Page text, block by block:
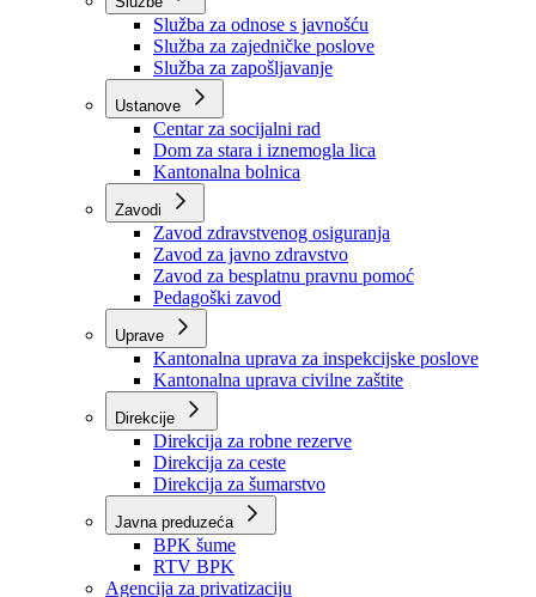
Organizacije
Službe
Služba za odnose s javnošću
Služba za zajedničke poslove
Služba za zapošljavanje
Ustanove
Centar za socijalni rad
Dom za stara i iznemogla lica
Kantonalna bolnica
Zavodi
Zavod zdravstvenog osiguranja
Zavod za javno zdravstvo
Zavod za besplatnu pravnu pomoć
Pedagoški zavod
Kantonalna uprava za inspekcijske poslove
Kantonalna uprava civilne zaštite
Direkcije
Direkcija za robne rezerve
Direkcija za ceste
Direkcija za šumarstvo
Javna preduzeća